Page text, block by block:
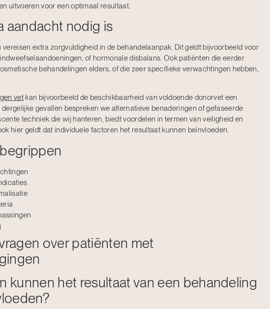
uitvoeren voor een optimaal resultaat.
aandacht nodig is
extra zorgvuldigheid in de behandelaanpak. Dit geldt bijvoorbeeld voor
of hormonale disbalans. Ook patiënten die eerder
behandelingen elders, of die zeer specifieke verwachtingen hebben,
vetkan bijvoorbeeld de beschikbaarheid van voldoende donorvet een
gevallen bespreken we alternatieve benaderingen of gefaseerde
techniek die wij hanteren, biedt voordelen in termen van veiligheid en
hier geldt dat individuele factoren het resultaat kunnen beïnvloeden.
over patiënten met
kunnen het resultaat van een behandeling